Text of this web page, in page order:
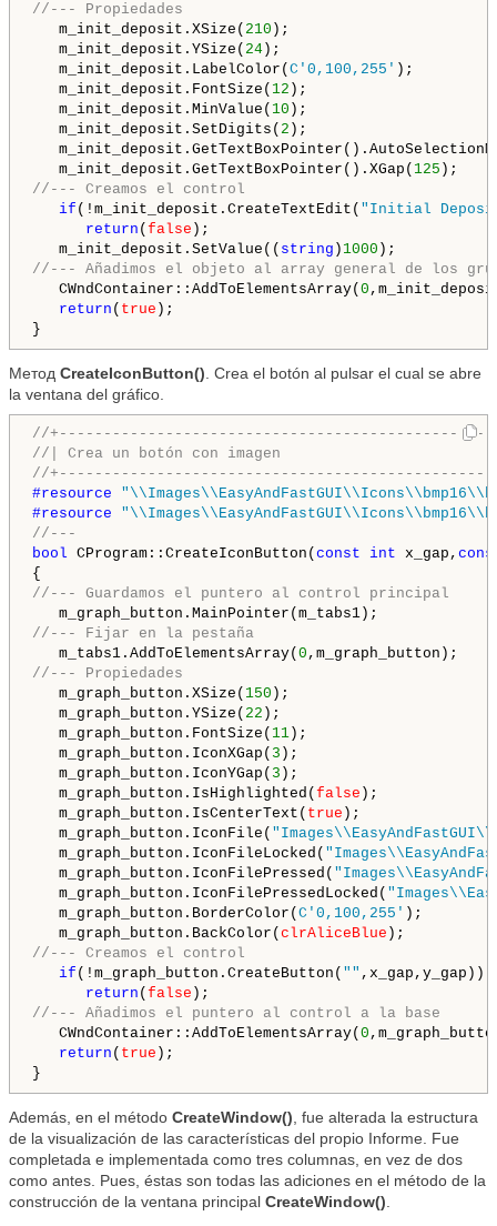
//--- Propiedades
m_init_deposit.XSize( 210 );
m_init_deposit.YSize( 24 );
m_init_deposit.LabelColor( C'0,100,255' );
m_init_deposit.FontSize( 12 );
m_init_deposit.MinValue( 10 );
m_init_deposit.SetDigits( 2 );
m_init_deposit.GetTextBoxPointer().XGap( 125
//--- Creamos el control
if (!m_init_deposit.CreateTextEdit( "Initial
return ( false );
m_init_deposit.SetValue(( string ) 1000
//--- Añadimos el objeto al array general de los
CWndContainer::AddToElementsArray( 0
return ( true );
Метод CreateIconButton(). Crea el botón al pulsar el cual se abre
la ventana del gráfico.
//
//| Crea un botón con imagen
//
#resource
#resource
//---
bool CProgram::CreateIconButton( const int x_gap,
//--- Guardamos el puntero al control principal
//--- Fijar en la pestaña
m_tabs1.AddToElementsArray( 0
//--- Propiedades
m_graph_button.XSize( 150 );
m_graph_button.YSize( 22 );
m_graph_button.FontSize( 11 );
m_graph_button.IconXGap( 3 );
m_graph_button.IconYGap( 3 );
m_graph_button.IsHighlighted( false );
m_graph_button.IsCenterText( true );
m_graph_button.IconFile(
m_graph_button.IconFileLocked(
m_graph_button.IconFilePressed(
m_graph_button.IconFilePressedLocked(
m_graph_button.BorderColor( C'0,100,255' );
m_graph_button.BackColor( clrAliceBlue
//--- Creamos el control
if (!m_graph_button.CreateButton( "" ,x_gap,y_gap))
return ( false
//--- Añadimos el puntero al control a la base
CWndContainer::AddToElementsArray( 0
return ( true );
Además, en el método CreateWindow(), fue alterada la estructura
de la visualización de las características del propio Informe. Fue
completada e implementada como tres columnas, en vez de dos
como antes. Pues, éstas son todas las adiciones en el método de la
construcción de la ventana principal CreateWindow().